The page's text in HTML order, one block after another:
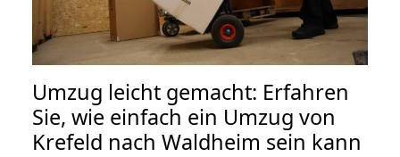
Umzug leicht gemacht: Erfahren
Sie, wie einfach ein Umzug von
Krefeld nach Waldheim sein kann